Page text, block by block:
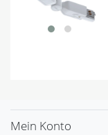
Mein Konto